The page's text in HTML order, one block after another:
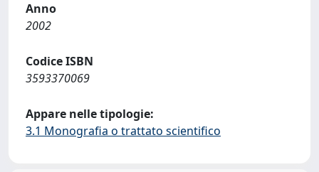
Anno
2002
Codice ISBN
3593370069
Appare nelle tipologie:
3.1 Monografia o trattato scientifico